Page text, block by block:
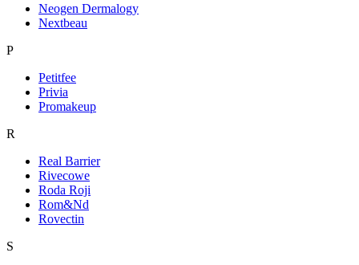
Neogen Dermalogy
Nextbeau
P
Petitfee
Privia
Promakeup
R
Real Barrier
Rivecowe
Roda Roji
Rom&Nd
Rovectin
S